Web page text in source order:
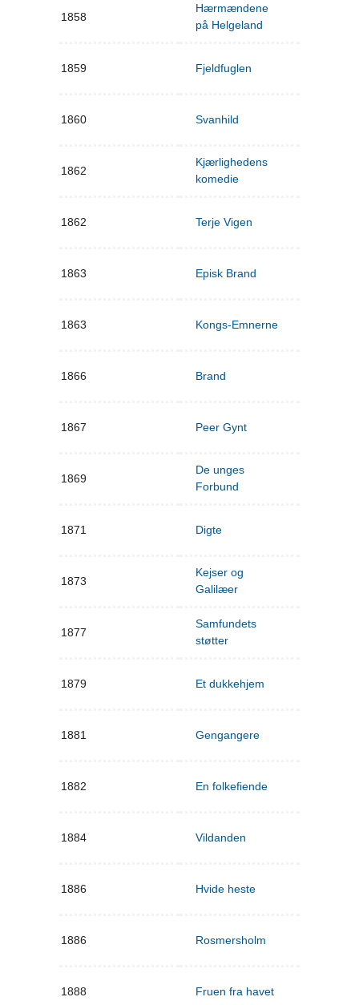
1858
Hærmændene
på Helgeland
1859 Fjeldfuglen
1860 Svanhild
1862
Kjærlighedens
komedie
1862 Terje Vigen
1863 Episk Brand
1863 Kongs-Emnerne
1866 Brand
1867 Peer Gynt
1869
De unges
Forbund
1871 Digte
1873
Kejser og
Galilæer
1877
Samfundets
støtter
1879 Et dukkehjem
1881 Gengangere
1882 En folkefiende
1884 Vildanden
1886 Hvide heste
1886 Rosmersholm
1888 Fruen fra havet